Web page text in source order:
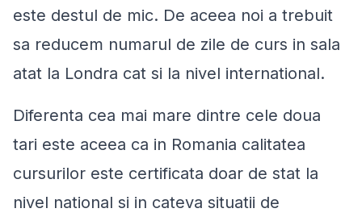
este destul de mic. De aceea noi a trebuit
sa reducem numarul de zile de curs in sala
atat la Londra cat si la nivel international.
Diferenta cea mai mare dintre cele doua
tari este aceea ca in Romania calitatea
cursurilor este certificata doar de stat la
nivel national si in cateva situatii de